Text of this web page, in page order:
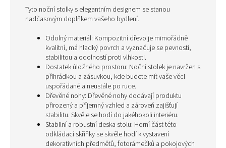
Tyto noční stolky s elegantním designem se stanou
nadčasovým doplňkem vašeho bydlení.
Odolný materiál: Kompozitní dřevo je mimořádně
kvalitní, má hladký povrch a vyznačuje se pevností,
stabilitou a odolností proti vlhkosti.
Dostatek úložného prostoru: Noční stolek je navržen s
přihrádkou a zásuvkou, kde budete mít vaše věci
uspořádané a neustále po ruce.
Dřevěné nohy: Dřevěné nohy dodávají produktu
přirozený a příjemný vzhled a zároveň zajišťují
stabilitu. Skvěle se hodí do jakéhokoli interiéru.
Stabilní a robustní deska stolu: Horní část této
odkládací skříňky se skvěle hodí k vystavení
dekorativních předmětů, fotorámečků a pokojových